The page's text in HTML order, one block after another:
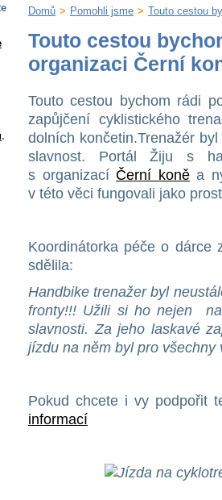
.
Domů > Pomohli jsme > Touto cestou
Touto cestou
organizaci Černí
Touto cestou bychom rádi
zapůjčení cyklistického
dolních končetin.Trenažér
slavnost. Portál Žiju s
s organizací Černí koněa
v této věci fungovali jako
Koordinátorka péče o dárce
sdělila:
Handbike trenažer byl
fronty!!! Užili si ho nejen
slavnosti. Za jeho laskavé
jízdu na něm byl pro všechny
Pokud chcete i vy podpořit
informací